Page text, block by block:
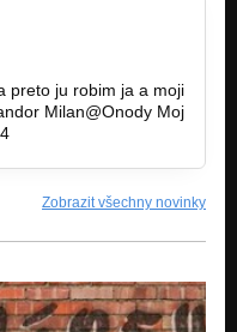
preto ju robim ja a moji
Milan@Onody Moj
Zobrazit všechny novinky